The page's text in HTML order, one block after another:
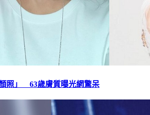
照」 63歲膚質曝光網驚呆